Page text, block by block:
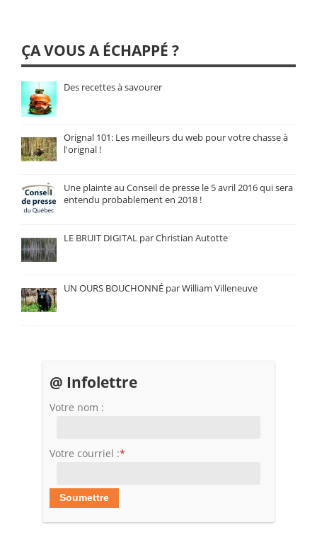
ÇA VOUS A ÉCHAPPÉ ?
Des recettes à savourer
Orignal 101: Les meilleurs du web pour votre chasse à
l'orignal !
Une plainte au Conseil de presse le 5 avril 2016 qui sera
entendu probablement en 2018 !
LE BRUIT DIGITAL par Christian Autotte
UN OURS BOUCHONNÉ par William Villeneuve
@ Infolettre
Votre nom :
Votre courriel :*